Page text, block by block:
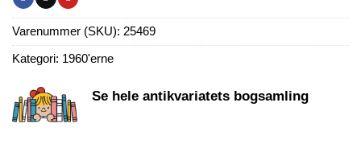
Varenummer (SKU): 25469
Kategori: 1960'erne
Se hele antikvariatets bogsamling